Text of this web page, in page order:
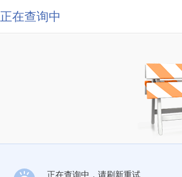
正在查询中
正在查询中，请刷新重试